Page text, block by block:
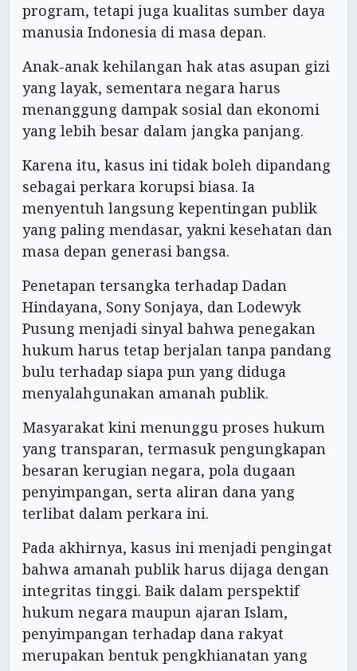
program, tetapi juga kualitas sumber daya
manusia Indonesia di masa depan.
Anak-anak kehilangan hak atas asupan gizi
yang layak, sementara negara harus
menanggung dampak sosial dan ekonomi
yang lebih besar dalam jangka panjang.
Karena itu, kasus ini tidak boleh dipandang
sebagai perkara korupsi biasa. Ia
menyentuh langsung kepentingan publik
yang paling mendasar, yakni kesehatan dan
masa depan generasi bangsa.
Penetapan tersangka terhadap Dadan
Hindayana, Sony Sonjaya, dan Lodewyk
Pusung menjadi sinyal bahwa penegakan
hukum harus tetap berjalan tanpa pandang
bulu terhadap siapa pun yang diduga
menyalahgunakan amanah publik.
Masyarakat kini menunggu proses hukum
yang transparan, termasuk pengungkapan
besaran kerugian negara, pola dugaan
penyimpangan, serta aliran dana yang
terlibat dalam perkara ini.
Pada akhirnya, kasus ini menjadi pengingat
bahwa amanah publik harus dijaga dengan
integritas tinggi. Baik dalam perspektif
hukum negara maupun ajaran Islam,
penyimpangan terhadap dana rakyat
merupakan bentuk pengkhianatan yang